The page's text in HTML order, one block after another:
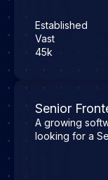
Established
Vast
45k
Senior
A growing
looking for a